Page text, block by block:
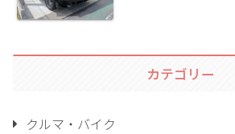
カテゴリー
クルマ・バイク